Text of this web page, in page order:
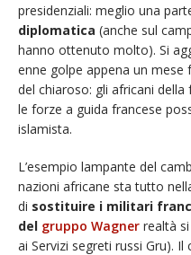
presidenziali: meglio una
diplomatica (anche sul
hanno ottenuto molto). Si
enne golpe appena un mese
del chiaroso: gli africani
le forze a guida francese
islamista.
L’esempio lampante del
nazioni africane sta tutto
di sostituire i militari
del gruppo Wagner realtà
ai Servizi segreti russi Gru).